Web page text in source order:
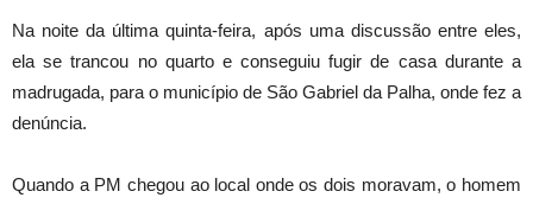
Na noite da última quinta-feira, após uma discussão entre eles,
ela se trancou no quarto e conseguiu fugir de casa durante a
madrugada, para o município de São Gabriel da Palha, onde fez a
denúncia.
Quando a PM chegou ao local onde os dois moravam, o homem